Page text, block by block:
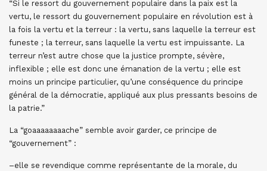
“Si le ressort du gouvernement populaire dans la paix est la
vertu, le ressort du gouvernement populaire en révolution est à
la fois la vertu et la terreur : la vertu, sans laquelle la terreur est
funeste ; la terreur, sans laquelle la vertu est impuissante. La
terreur n’est autre chose que la justice prompte, sévère,
inflexible ; elle est donc une émanation de la vertu ; elle est
moins un principe particulier, qu’une conséquence du principe
général de la démocratie, appliqué aux plus pressants besoins de
la patrie.”
La “goaaaaaaaache” semble avoir garder, ce principe de
“gouvernement” :
–elle se revendique comme représentante de la morale, du